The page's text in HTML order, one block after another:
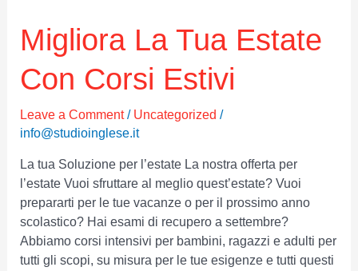
Migliora La Tua Estate
Con Corsi Estivi
Leave a Comment / Uncategorized /
info@studioinglese.it
La tua Soluzione per l’estate La nostra offerta per
l’estate Vuoi sfruttare al meglio quest’estate? Vuoi
prepararti per le tue vacanze o per il prossimo anno
scolastico? Hai esami di recupero a settembre?
Abbiamo corsi intensivi per bambini, ragazzi e adulti per
tutti gli scopi, su misura per le tue esigenze e tutti questi
tua
estate
con
corsi